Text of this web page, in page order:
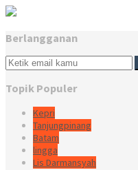
Berlangganan
Topik Populer
Kepri
Tanjungpinang
Batam
lingga
Lis Darmansyah